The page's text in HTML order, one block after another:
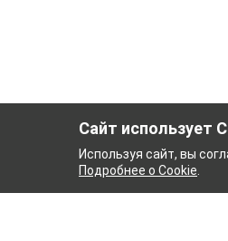
Сайт использует
Используя сайт, вы
Подробнее о Cookie